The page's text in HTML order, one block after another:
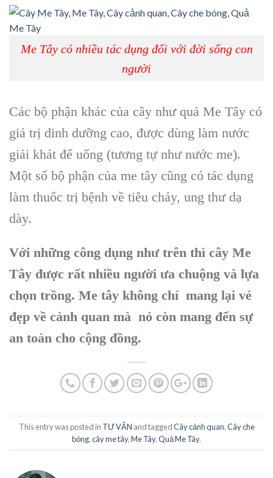
Me Tây có nhiều tác dụng đối với đời sống con
người
Các bộ phận khác của cây như quả Me Tây có
giá trị dinh dưỡng cao, được dùng làm nước
giải khát để uống (tương tự như nước me).
Một số bộ phận của me tây cũng có tác dụng
làm thuốc trị bệnh về tiêu chảy, ung thư dạ
dày.
Với những công dụng như trên thì cây Me
Tây được rất nhiều người ưa chuộng và lựa
chọn trồng. Me tây không chỉ mang lại vẻ
đẹp về cảnh quan mà nó còn mang đến sự
an toàn cho cộng đồng.
This entry was posted in TƯ VẤN and taggedCây cảnh quan,Cây che
bóng,cây me tây,Me Tây,Quả Me Tây.